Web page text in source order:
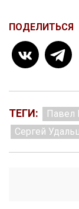
ПОДЕЛИТЬСЯ
ТЕГИ: Павел
Сергей